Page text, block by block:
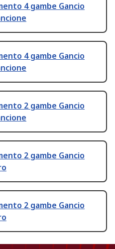
4 gambe Gancio
4 gambe Gancio
2 gambe Gancio
2 gambe Gancio
2 gambe Gancio